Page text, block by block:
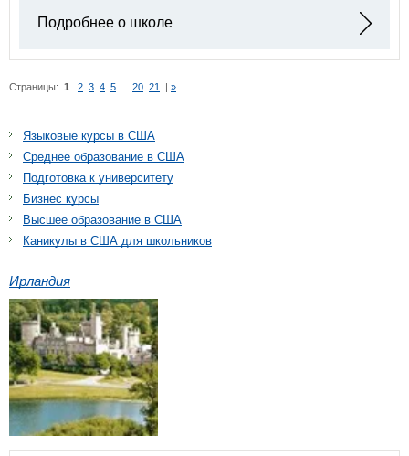
Подробнее о школе
Страницы: 1 2 3 4 5 20 21 | »
Языковые курсы в США
Среднее образование в США
Подготовка к университету
Бизнес курсы
Высшее образование в США
Каникулы в США для школьников
Ирландия